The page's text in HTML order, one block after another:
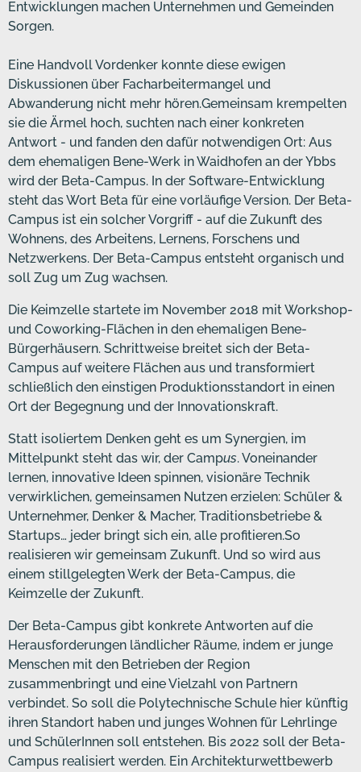
Entwicklungen machen Unternehmen und Gemeinden
Sorgen.
Eine Handvoll Vordenker konnte diese ewigen
Diskussionen über Facharbeitermangel und
Abwanderung nicht mehr hören.Gemeinsam krempelten
sie die Ärmel hoch, suchten nach einer konkreten
Antwort - und fanden den dafür notwendigen Ort: Aus
dem ehemaligen Bene-Werk in Waidhofen an der Ybbs
wird der Beta-Campus. In der Software-Entwicklung
steht das Wort Beta für eine vorläufige Version. Der Beta-
Campus ist ein solcher Vorgriff - auf die Zukunft des
Wohnens, des Arbeitens, Lernens, Forschens und
Netzwerkens. Der Beta-Campus entsteht organisch und
soll Zug um Zug wachsen.
Die Keimzelle startete im November 2018 mit Workshop-
und Coworking-Flächen in den ehemaligen Bene-
Bürgerhäusern. Schrittweise breitet sich der Beta-
Campus auf weitere Flächen aus und transformiert
schließlich den einstigen Produktionsstandort in einen
Ort der Begegnung und der Innovationskraft.
Statt isoliertem Denken geht es um Synergien, im
Mittelpunkt steht das wir, der Campus. Voneinander
lernen, innovative Ideen spinnen, visionäre Technik
verwirklichen, gemeinsamen Nutzen erzielen: Schüler &
Unternehmer, Denker & Macher, Traditionsbetriebe &
Startups… jeder bringt sich ein, alle profitieren.So
realisieren wir gemeinsam Zukunft. Und so wird aus
einem stillgelegten Werk der Beta-Campus, die
Keimzelle der Zukunft.
Der Beta-Campus gibt konkrete Antworten auf die
Herausforderungen ländlicher Räume, indem er junge
Menschen mit den Betrieben der Region
zusammenbringt und eine Vielzahl von Partnern
verbindet. So soll die Polytechnische Schule hier künftig
ihren Standort haben und junges Wohnen für Lehrlinge
und SchülerInnen soll entstehen. Bis 2022 soll der Beta-
Campus realisiert werden. Ein Architekturwettbewerb